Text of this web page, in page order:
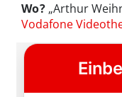
Wo?„Arthur
Vodafone